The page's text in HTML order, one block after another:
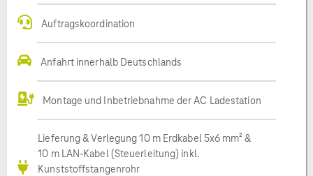
Auftragskoordination
Anfahrt innerhalb Deutschlands
Montage und Inbetriebnahme der AC Ladestation
Lieferung & Verlegung 10 m Erdkabel 5x6 mm² &
10 m LAN-Kabel (Steuerleitung) inkl.
Kunststoffstangenrohr